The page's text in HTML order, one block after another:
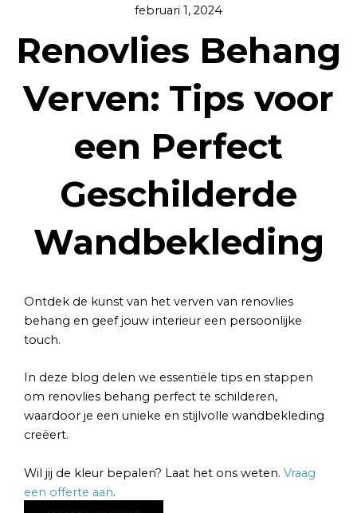
februari 1, 2024
Renovlies Behang
Verven: Tips voor
een Perfect
Geschilderde
Wandbekleding
Ontdek de kunst van het verven van renovlies
behang en geef jouw interieur een persoonlijke
touch.
In deze blog delen we essentiële tips en stappen
om renovlies behang perfect te schilderen,
waardoor je een unieke en stijlvolle wandbekleding
creëert.
Wil jij de kleur bepalen? Laat het ons weten. Vraag
een offerte aan.